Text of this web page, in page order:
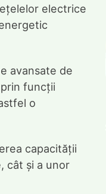
electrice
avansate de
funcții
o
capacității
cât și a unor